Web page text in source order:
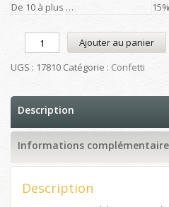
De 10 à plus …
Ajouter au panier
UGS : 17810 Catégorie : Confetti
Description
Informations
Description